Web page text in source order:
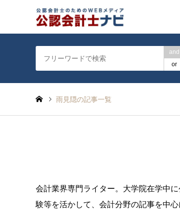
and
or
雨見隠の記事一覧
会計業界専門ライター。大学院在学中
験等を活かして、会計分野の記事を中心